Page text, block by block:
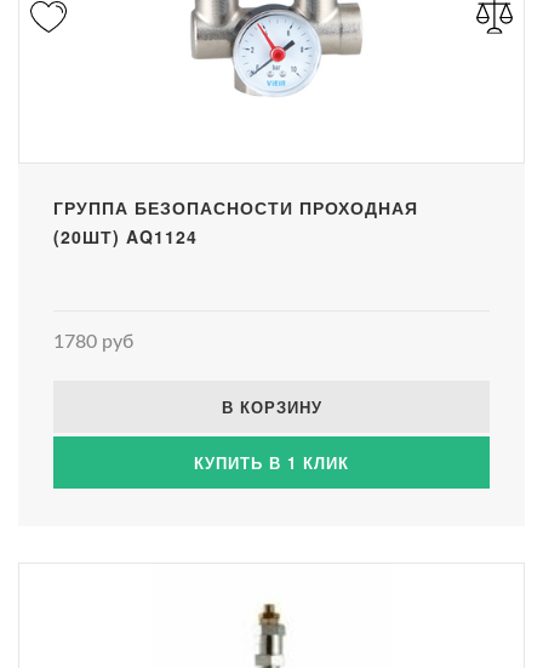
ГРУППА БЕЗОПАСНОСТИ ПРОХОДНАЯ
(20ШТ) AQ1124
1780 руб
В КОРЗИНУ
КУПИТЬ В 1 КЛИК